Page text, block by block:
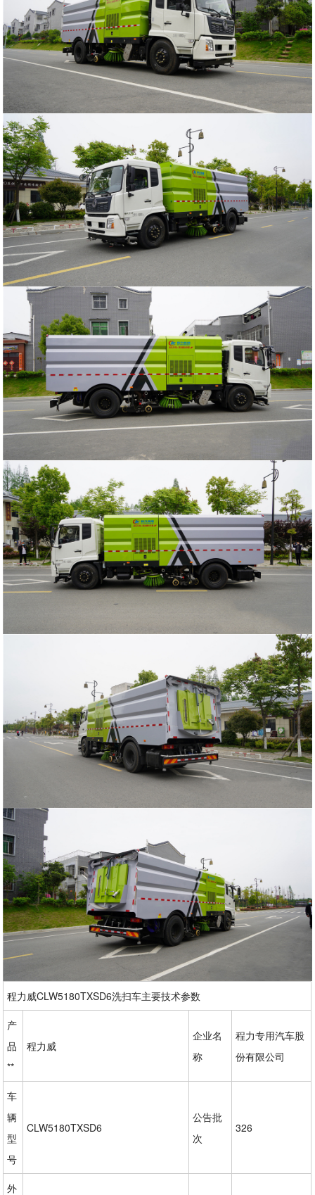
程力威CLW5180TXSD6洗扫车主要技术参数
产
品
**
程力威
企业名
称
程力专用汽车股
份有限公司
车
辆
型
号
CLW5180TXSD6
公告批
次
326
外